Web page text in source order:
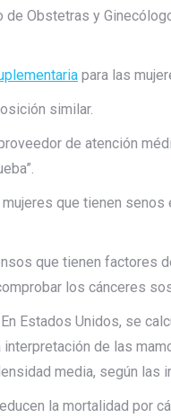
Obstetras y
para las
similar.
de atención
que tienen
que tienen factores
los cánceres
Estados Unidos, se
de las
media, según las
la mortalidad por